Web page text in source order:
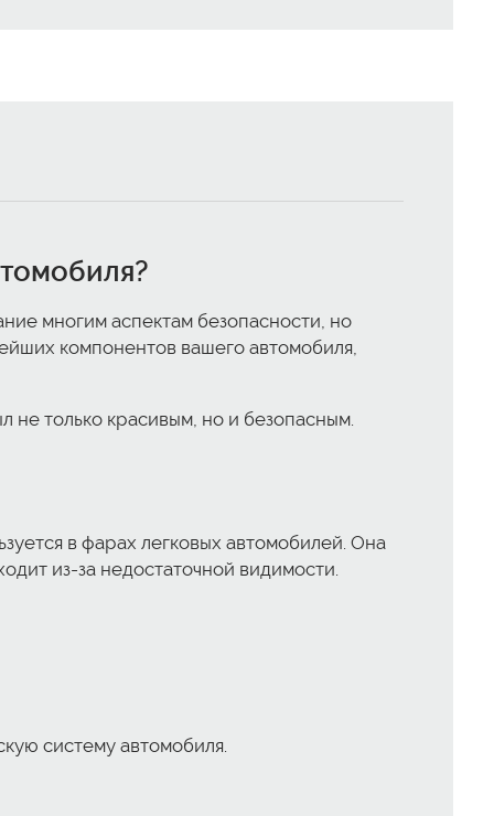
многим аспектам безопасности, но
компонентов вашего автомобиля,
не только красивым, но и безопасным.
в фарах легковых автомобилей. Она
из-за недостаточной видимости.
систему автомобиля.